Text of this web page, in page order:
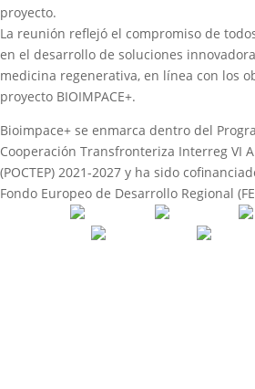
proyecto.
La reunión reflejó el compromiso de
en el desarrollo de soluciones
medicina regenerativa, en línea con los
proyecto BIOIMPACE+.
Bioimpace+ se enmarca dentro del
Cooperación Transfronteriza Interreg VI
(POCTEP) 2021-2027 y ha sido
Fondo Europeo de Desarrollo Regional